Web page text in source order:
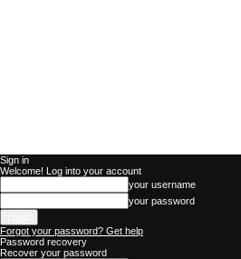
Sign in
Welcome! Log into your account
your username
your password
Forgot your password? Get help
Password recovery
Recover your password